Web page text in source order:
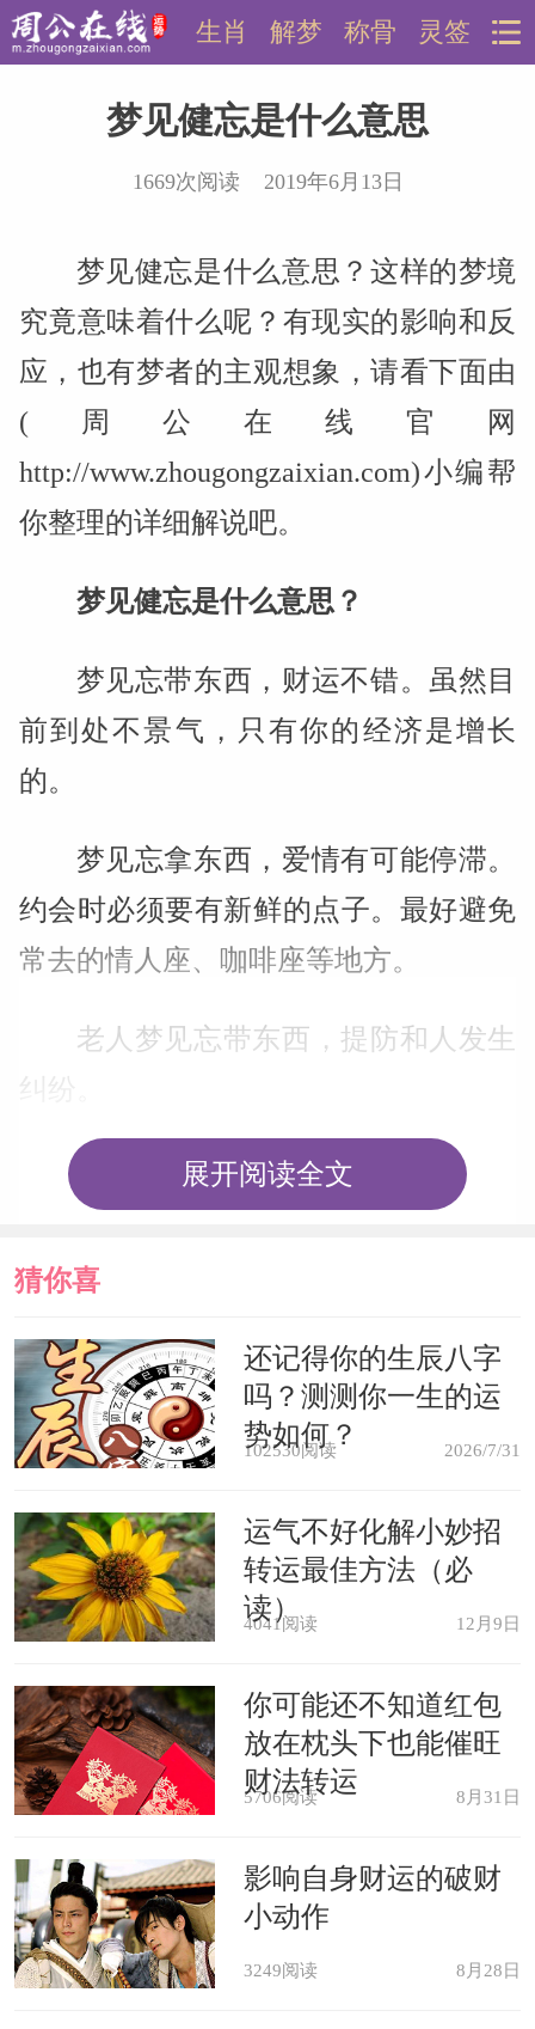
灵签
称骨
解梦
生肖
梦见健忘是什么意思
1669次阅读 2019年6月13日
梦见健忘是什么意思？这样的梦境
究竟意味着什么呢？有现实的影响和反
应，也有梦者的主观想象，请看下面由
(周公在线官网
http://www.zhougongzaixian.com)小编帮
你整理的详细解说吧。
梦见健忘是什么意思？
梦见忘带东西，财运不错。虽然目
前到处不景气，只有你的经济是增长
的。
梦见忘拿东西，爱情有可能停滞。
约会时必须要有新鲜的点子。最好避免
常去的情人座、咖啡座等地方。
老人梦见忘带东西，提防和人发生
求学者梦见忘拿东西，预示考试成
绩差。
心理学解梦
梦境解说：梦中遭受健忘之苦，表
示你希望消除近期或先时的一些不快之
事，也许还表示对变化的忧虑和害怕。
心理分析：你在梦中经受健忘之
苦，反映了一种极其不安的心情。一般
害，可是你缺乏研究并解决这些伤害的
勇气。这时候如有外来的支持和帮助那
是很有价值的。
精神象征：从精神的角度看，你经
受梦中的健忘之苦，指示着一场深刻的
变化业已结束或死亡。
展开阅读全文
猜你喜
欢
还记得你的生辰八字
吗？测测你一生的运
势如何？
102530阅读 2026/7/31
运气不好化解小妙招
转运最佳方法（必
读）
4041阅读 12月9日
你可能还不知道红包
放在枕头下也能催旺
财法转运
5706阅读 8月31日
影响自身财运的破财
小动作
3249阅读 8月28日